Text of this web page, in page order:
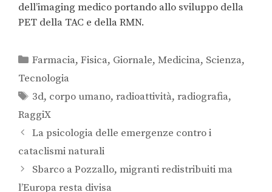
dell’imaging medico portando allo sviluppo della
PET della TAC e della RMN.
Farmacia,Fisica, Giornale,Medicina, Scienza,
Tecnologia
3d, corpo umano,radioattività,radiografia,
RaggiX
La psicologia delle emergenze contro i
cataclismi naturali
Sbarco a Pozzallo, migranti redistribuiti ma
l’Europa resta divisa